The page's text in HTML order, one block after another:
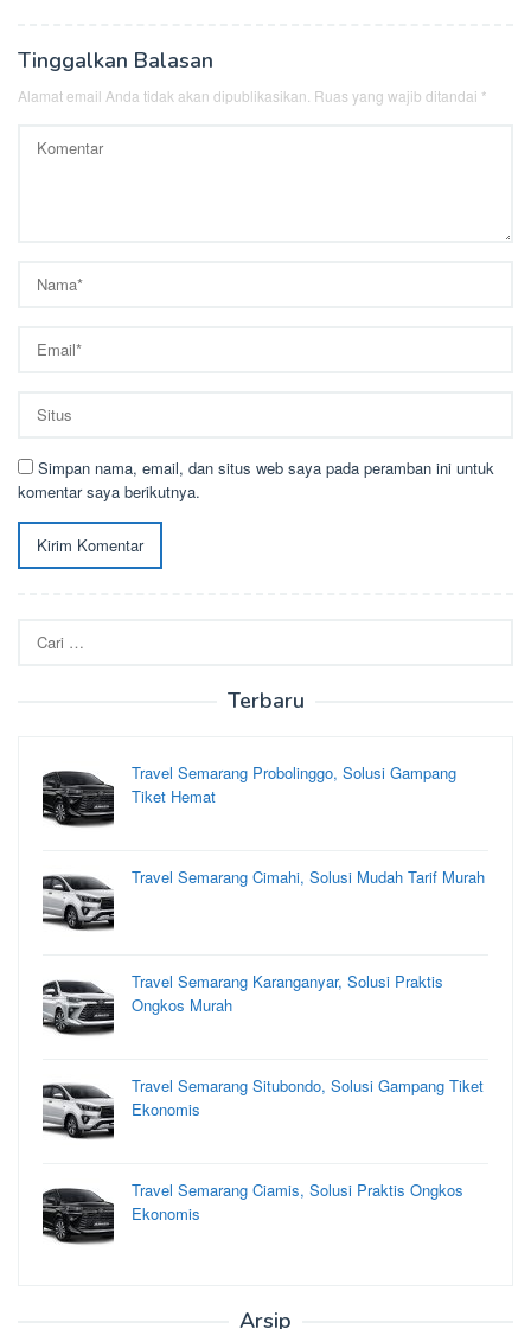
Tinggalkan Balasan
Alamat email Anda tidak akan dipublikasikan. Ruas yang wajib ditandai *
Simpan nama, email, dan situs web saya pada peramban ini untuk
komentar saya berikutnya.
untuk:
Terbaru
Travel Semarang Probolinggo, Solusi Gampang
Tiket Hemat
Travel Semarang Cimahi, Solusi Mudah Tarif Murah
Travel Semarang Karanganyar, Solusi Praktis
Ongkos Murah
Travel Semarang Situbondo, Solusi Gampang Tiket
Ekonomis
Travel Semarang Ciamis, Solusi Praktis Ongkos
Ekonomis
Arsip